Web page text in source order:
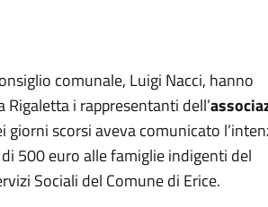
comunale, Luigi Nacci, hanno
i rappresentanti dell’
giorni scorsi aveva comunicato
500 euro alle famiglie indigenti del
Sociali del Comune di Erice.